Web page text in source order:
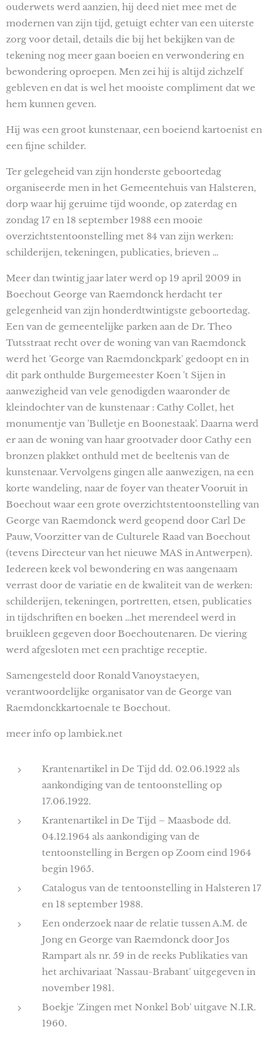
ouderwets werd aanzien, hij deed niet mee met de
modernen van zijn tijd, getuigt echter van een uiterste
zorg voor detail, details die bij het bekijken van de
tekening nog meer gaan boeien en verwondering en
bewondering oproepen. Men zei hij is altijd zichzelf
gebleven en dat is wel het mooiste compliment dat we
hem kunnen geven.
Hij was een groot kunstenaar, een boeiend kartoenist en
een fijne schilder.
Ter gelegeheid van zijn honderste geboortedag
organiseerde men in het Gemeentehuis van Halsteren,
dorp waar hij geruime tijd woonde, op zaterdag en
zondag 17 en 18 september 1988 een mooie
overzichtstentoonstelling met 84 van zijn werken:
schilderijen, tekeningen, publicaties, brieven …
Meer dan twintig jaar later werd op 19 april 2009 in
Boechout George van Raemdonck herdacht ter
gelegenheid van zijn honderdtwintigste geboortedag.
Een van de gemeentelijke parken aan de Dr. Theo
Tutsstraat recht over de woning van van Raemdonck
werd het 'George van Raemdonckpark' gedoopt en in
dit park onthulde Burgemeester Koen 't Sijen in
aanwezigheid van vele genodigden waaronder de
kleindochter van de kunstenaar : Cathy Collet, het
monumentje van 'Bulletje en Boonestaak'. Daarna werd
er aan de woning van haar grootvader door Cathy een
bronzen plakket onthuld met de beeltenis van de
kunstenaar. Vervolgens gingen alle aanwezigen, na een
korte wandeling, naar de foyer van theater Vooruit in
Boechout waar een grote overzichtstentoonstelling van
George van Raemdonck werd geopend door Carl De
Pauw, Voorzitter van de Culturele Raad van Boechout
(tevens Directeur van het nieuwe MAS in Antwerpen).
Iedereen keek vol bewondering en was aangenaam
verrast door de variatie en de kwaliteit van de werken:
schilderijen, tekeningen, portretten, etsen, publicaties
in tijdschriften en boeken …het merendeel werd in
bruikleen gegeven door Boechoutenaren. De viering
werd afgesloten met een prachtige receptie.
Samengesteld door Ronald Vanoystaeyen,
verantwoordelijke organisator van de George van
Raemdonckkartoenale te Boechout.
meer info op lambiek.net
Krantenartikel in De Tijd dd. 02.06.1922 als
aankondiging van de tentoonstelling op
17.06.1922.
Krantenartikel in De Tijd – Maasbode dd.
04.12.1964 als aankondiging van de
tentoonstelling in Bergen op Zoom eind 1964
begin 1965.
Catalogus van de tentoonstelling in Halsteren 17
en 18 september 1988.
Een onderzoek naar de relatie tussen A.M. de
Jong en George van Raemdonck door Jos
Rampart als nr. 59 in de reeks Publikaties van
het archivariaat 'Nassau-Brabant' uitgegeven in
november 1981.
Boekje 'Zingen met Nonkel Bob' uitgave N.I.R.
1960.